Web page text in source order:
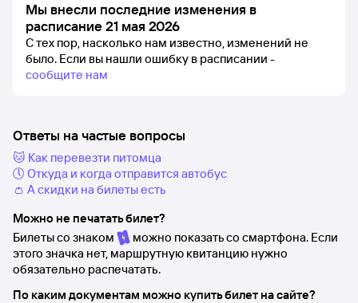
Мы внесли последние изменения в
расписание 21 мая 2026
С тех пор, насколько нам известно, изменений не
было. Если вы нашли ошибку в расписании -
сообщите нам
Ответы на частые вопросы
🐱 Как перевезти питомца
🕔 Откуда и когда отправится автобус
👛 А скидки на билеты есть
Можно не печатать билет?
Билеты со знаком
можно показать со смартфона. Если
этого значка нет, маршрутную квитанцию нужно
обязательно распечатать.
По каким документам можно купить билет на сайте?